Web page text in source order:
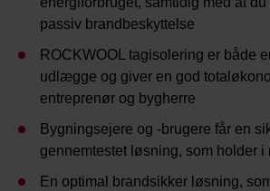
passiv brandbeskyttelse
ROCKWOOL tagisolering er både
udlægge og giver en god
entreprenør og bygherre
Bygningsejere og -brugere får en
gennemtestet løsning, som holder i
En optimal brandsikker løsning,